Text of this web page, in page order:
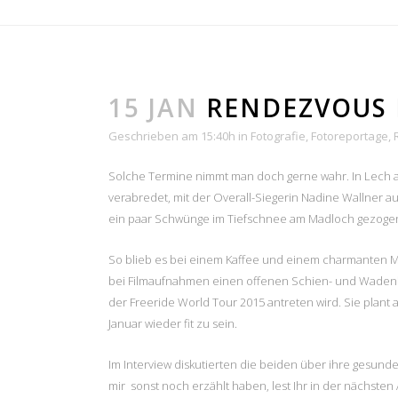
15 JAN
Geschrieben am 15:40h in Fotografie, Fotoreportage,
Solche Termine nimmt man doch gerne wahr. In
verabredet, mit der Overall-Siegerin Nadine Wallner
ein paar Schwünge im Tiefschnee am Madloch
So blieb es bei einem Kaffee und einem charmanten
bei Filmaufnahmen einen offenen Schien- und
der Freeride World Tour 2015 antreten wird. Sie
Januar wieder fit zu sein.
Im Interview diskutierten die beiden über ihre
mir sonst noch erzählt haben, lest Ihr in der nächsten
Christian Penning
Balkham 22 · 85625 Glonn
Telefon+49 8093 9059619
Skypechris_penning
Email info@christian-penning.com
2015